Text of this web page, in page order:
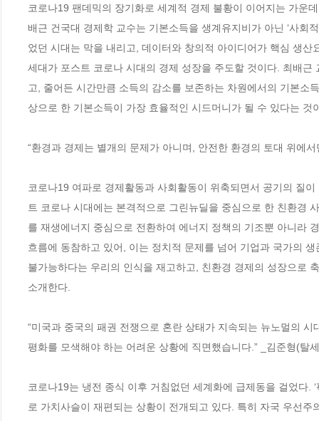
코로나19 팬데믹의 장기화로 세계적 경제 불황이 이어지는 가운
배근 건국대 경제학 교수는 기본소득을 생계유지비가 아닌 ‘사회
었던 시대는 막을 내리고, 데이터와 창의적 아이디어가 핵심 생
세대가 포스트 코로나 시대의 경제 성장을 주도할 것이다. 최배
고, 줄어든 시간만큼 소득의 감소를 보존하는 차원에서의 기본
상으로 한 기본소득이 가장 효율적인 시드머니가 될 수 있다는 것
“환경과 경제는 별개의 문제가 아니며, 안전한 환경의 토대 위에
코로나19 여파로 경제활동과 사회활동이 위축되면서 공기의 질
트 코로나 시대에는 본격적으로 그린뉴딜을 중심으로 한 친환경
를 재생에너지 중심으로 전환하여 에너지 정책의 기조뿐 아니라
흐름에 동참하고 있어, 이는 정치적 문제를 넘어 기업과 국가의
불가능하다는 우리의 인식을 재고하고, 친환경 경제의 성장으로
소개한다.
“미국과 중국의 패권 전쟁으로 혼란 상태가 지속되는 뉴노멀의
평화를 모색해야 하는 어려운 상황에 직면했습니다.” _김준형(탈
코로나19는 냉전 종식 이후 거침없던 세계화에 급제동을 걸었다.
로 가치사슬이 재편되는 상황이 전개되고 있다. 특히 자국 우선